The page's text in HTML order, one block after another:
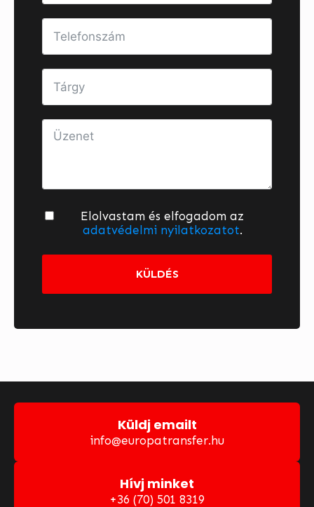
Elolvastam és elfogadom az
adatvédelmi nyilatkozatot.
KÜLDÉS
Küldj emailt
info@europatransfer.hu
Hívj minket
+36 (70) 501 8319